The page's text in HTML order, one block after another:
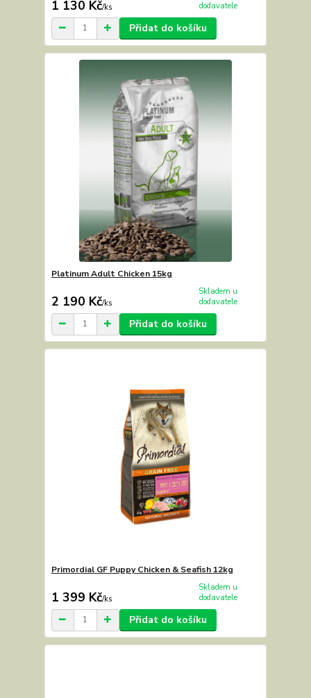
1 130 Kč/ks
dodavatele
Přidat do košíku
Platinum Adult Chicken 15kg
2 190 Kč/ks
Skladem u
dodavatele
Přidat do košíku
Primordial GF Puppy Chicken & Seafish 12kg
1 399 Kč/ks
Skladem u
dodavatele
Přidat do košíku